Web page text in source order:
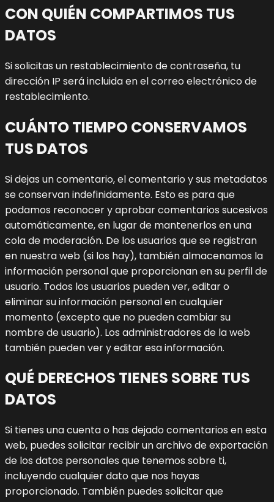
CON QUIÉN COMPARTIMOS TUS
DATOS
Si solicitas un restablecimiento de contraseña, tu
dirección IP será incluida en el correo electrónico de
restablecimiento.
CUÁNTO TIEMPO CONSERVAMOS
TUS DATOS
Si dejas un comentario, el comentario y sus metadatos
se conservan indefinidamente. Esto es para que
podamos reconocer y aprobar comentarios sucesivos
automáticamente, en lugar de mantenerlos en una
cola de moderación. De los usuarios que se registran
en nuestra web (si los hay), también almacenamos la
información personal que proporcionan en su perfil de
usuario. Todos los usuarios pueden ver, editar o
eliminar su información personal en cualquier
momento (excepto que no pueden cambiar su
nombre de usuario). Los administradores de la web
también pueden ver y editar esa información.
QUÉ DERECHOS TIENES SOBRE TUS
DATOS
Si tienes una cuenta o has dejado comentarios en esta
web, puedes solicitar recibir un archivo de exportación
de los datos personales que tenemos sobre ti,
incluyendo cualquier dato que nos hayas
proporcionado. También puedes solicitar que